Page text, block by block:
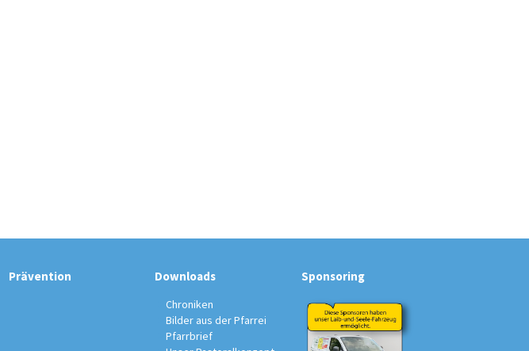
Prävention Downloads
Chroniken
Bilder aus der Pfarrei
Pfarrbrief
Sponsoring